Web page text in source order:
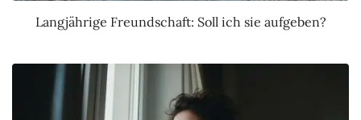
Langjährige Freundschaft: Soll ich sie aufgeben?